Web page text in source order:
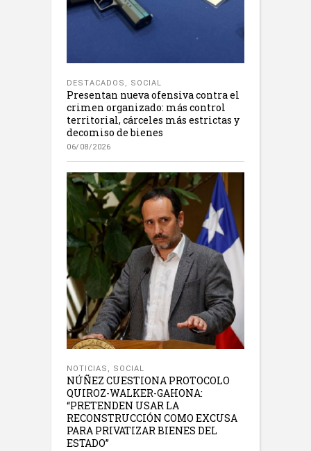
DESTACADOS , SOCIAL
Presentan nueva ofensiva contra el
crimen organizado: más control
territorial, cárceles más estrictas y
decomiso de bienes
06/08/2026
NOTICIAS , SOCIAL
NÚÑEZ CUESTIONA PROTOCOLO
QUIROZ-WALKER-GAHONA:
“PRETENDEN USAR LA
RECONSTRUCCIÓN COMO EXCUSA
PARA PRIVATIZAR BIENES DEL
ESTADO”